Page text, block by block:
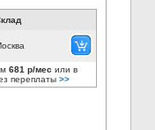
681 р/мес или в
переплаты >>